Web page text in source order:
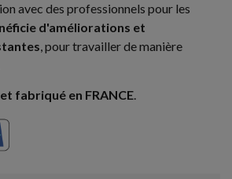
avec des professionnels pour les
d'améliorations et
, pour travailler de manière
fabriqué en FRANCE.